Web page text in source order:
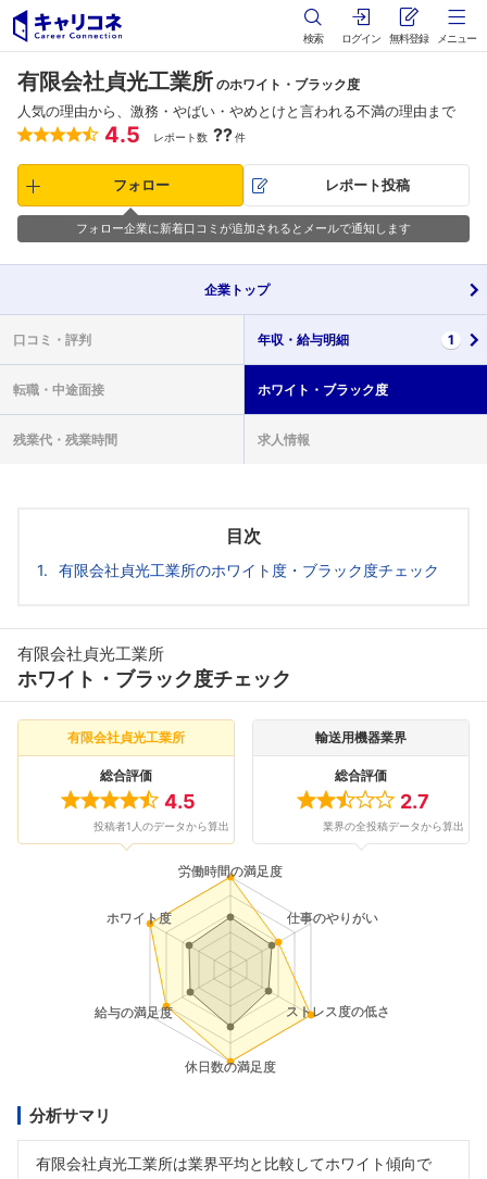
検索 ログイン 無料登録 メニュー
有限会社貞光工業所 のホワイト・ブラック度
人気の理由から、激務・やばい・やめとけと言われる不満の理由まで
4.5 レポート数 ??件
フォロー レポート投稿
フォロー企業に新着口コミが追加されるとメールで通知します
企業 トップ
口コミ・ 評判 年収・ 給与明細 1
転職・ 中途面接 ホワイト・ ブラック度
残業代・ 残業時間 求人情報
目次
有限会社貞光工業所のホワイト度・ブラック度チェック
有限会社貞光工業所
ホワイト・ブラック度チェック
有限会社貞光工業所
総合評価
4.5
投稿者1人のデータから算出
輸送用機器業界
総合評価
2.7
業界の全投稿データから算出
分析サマリ
有限会社貞光工業所は業界平均と比較してホワイト傾向で